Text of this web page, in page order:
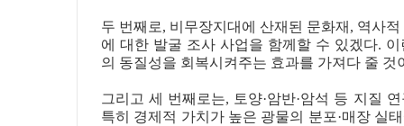
두 번째로, 비무장지대에 산재된 문화재, 역사
에 대한 발굴 조사 사업을 함께할 수 있겠다.
의 동질성을 회복시켜주는 효과를 가져다 줄 것
그리고 세 번째로는, 토양·암반·암석 등 지질
특히 경제적 가치가 높은 광물의 분포·매장 실